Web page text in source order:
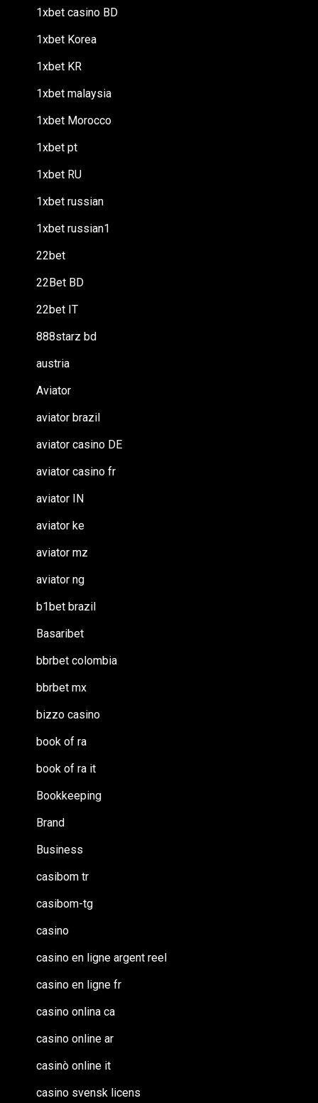
1xbet casino BD
1xbet Korea
1xbet KR
1xbet malaysia
1xbet Morocco
1xbet pt
1xbet RU
1xbet russian
1xbet russian1
22bet
22Bet BD
22bet IT
888starz bd
austria
Aviator
aviator brazil
aviator casino DE
aviator casino fr
aviator IN
aviator ke
aviator mz
aviator ng
b1bet brazil
Basaribet
bbrbet colombia
bbrbet mx
bizzo casino
book of ra
book of ra it
Bookkeeping
Brand
Business
casibom tr
casibom-tg
casino
casino en ligne argent reel
casino en ligne fr
casino onlina ca
casino online ar
casinò online it
casino svensk licens